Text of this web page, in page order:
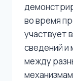
во время
участвует
сведений и
между